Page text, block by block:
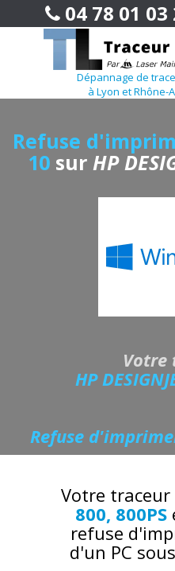
04 78 01 03
Dépannage de
à Lyon et Rhône-
Refuse
10 sur HP
Votre
HP
Refuse
Votre traceur
800, 800PS
refuse
d'un PC